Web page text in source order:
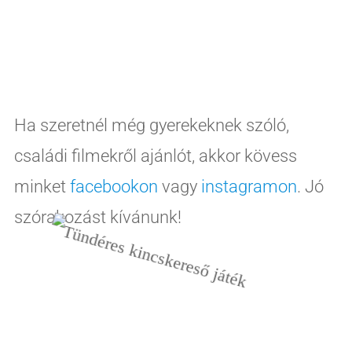
Ha szeretnél még gyerekeknek szóló,
családi filmekről ajánlót, akkor kövess
minket facebookon vagy instagramon. Jó
szórakozást kívánunk!